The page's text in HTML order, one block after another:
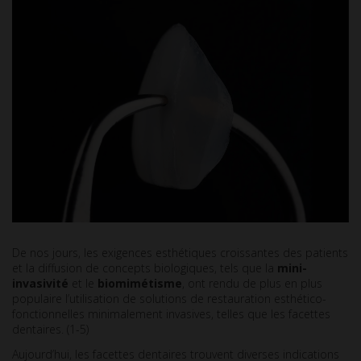
De nos jours, les exigences esthétiques croissantes des patients
et la diffusion de concepts biologiques, tels que la mini-
invasivité et le biomimétisme , ont rendu de plus en plus
populaire l’utilisation de solutions de restauration esthético-
fonctionnelles minimalement invasives, telles que les facettes
dentaires. (1-5)
Aujourd’hui, les facettes dentaires trouvent diverses indications